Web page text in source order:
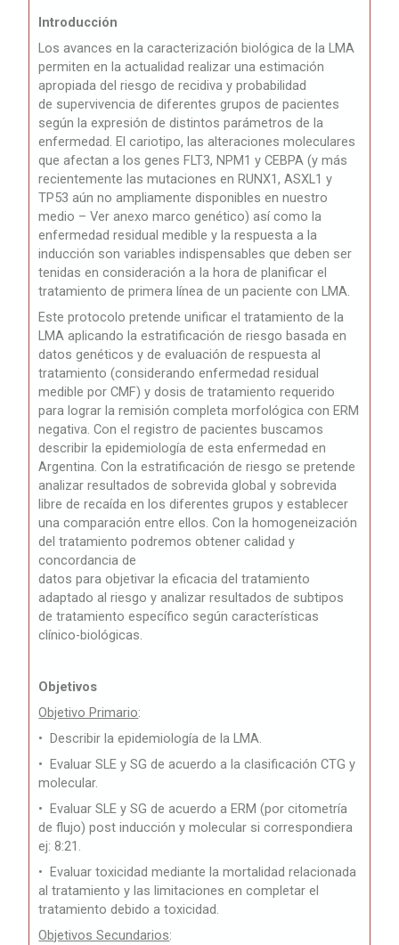
Introducción
Los avances en la caracterización biológica de la LMA
permiten en la actualidad realizar una estimación
apropiada del riesgo de recidiva y probabilidad
de supervivencia de diferentes grupos de pacientes
según la expresión de distintos parámetros de la
enfermedad. El cariotipo, las alteraciones moleculares
que afectan a los genes FLT3, NPM1 y CEBPA (y más
recientemente las mutaciones en RUNX1, ASXL1 y
TP53 aún no ampliamente disponibles en nuestro
medio – Ver anexo marco genético) así como la
enfermedad residual medible y la respuesta a la
inducción son variables indispensables que deben ser
tenidas en consideración a la hora de planificar el
tratamiento de primera línea de un paciente con LMA.
Este protocolo pretende unificar el tratamiento de la
LMA aplicando la estratificación de riesgo basada en
datos genéticos y de evaluación de respuesta al
tratamiento (considerando enfermedad residual
medible por CMF) y dosis de tratamiento requerido
para lograr la remisión completa morfológica con ERM
negativa. Con el registro de pacientes buscamos
describir la epidemiología de esta enfermedad en
Argentina. Con la estratificación de riesgo se pretende
analizar resultados de sobrevida global y sobrevida
libre de recaída en los diferentes grupos y establecer
una comparación entre ellos. Con la homogeneización
del tratamiento podremos obtener calidad y
concordancia de
datos para objetivar la eficacia del tratamiento
adaptado al riesgo y analizar resultados de subtipos
de tratamiento específico según características
clínico-biológicas.
Objetivos
Objetivo Primario:
• Describir la epidemiología de la LMA.
• Evaluar SLE y SG de acuerdo a la clasificación CTG y
molecular.
• Evaluar SLE y SG de acuerdo a ERM (por citometría
de flujo) post inducción y molecular si correspondiera
ej: 8:21.
• Evaluar toxicidad mediante la mortalidad relacionada
al tratamiento y las limitaciones en completar el
tratamiento debido a toxicidad.
Objetivos Secundarios: